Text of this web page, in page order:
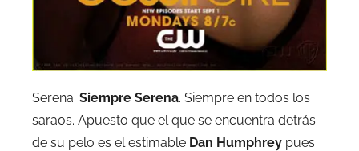
Serena. Siempre Serena. Siempre en todos los
saraos. Apuesto que el que se encuentra detrás
de su pelo es el estimable Dan Humphrey pues